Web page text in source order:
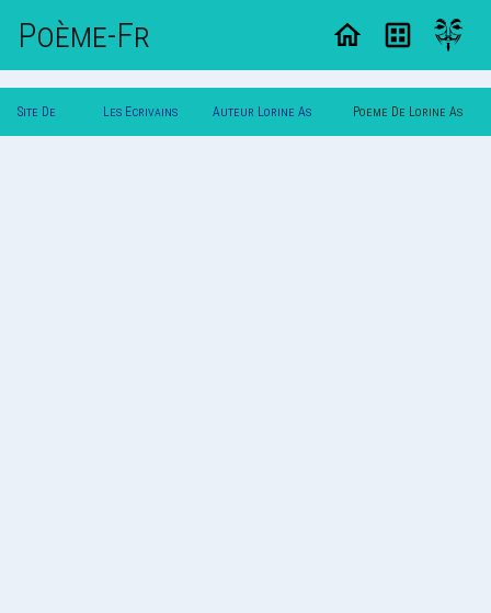
Poème-Fr
Site De Les Ecrivains Auteur Lorine As Poeme De Lorine As